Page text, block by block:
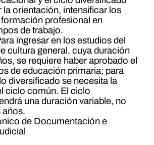
la orientación, intensificar los
profesional en
de trabajo.
ingresar en los estudios del
cultura general, cuya duración
se requiere haber aprobado el
de educación primaria; para
diversificado se necesita la
ciclo común. El ciclo
una duración variable, no
años.
de Documentación e